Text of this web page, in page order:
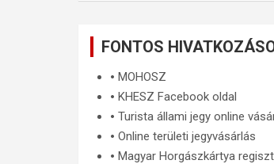
FONTOS
🞄MOHOSZ
🞄KHESZ Facebook oldal
🞄Turista állami jegy online
🞄Online területi jegyvásárlás
🞄Magyar Horgászkártya